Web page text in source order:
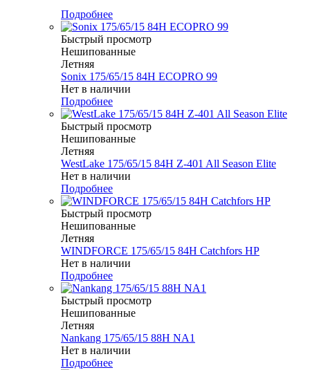
Подробнее
Быстрый просмотр
Нешипованные
Летняя
Sonix 175/65/15 84H ECOPRO 99
Нет в наличии
Подробнее
Быстрый просмотр
Нешипованные
Летняя
WestLake 175/65/15 84H Z-401 All Season Elite
Нет в наличии
Подробнее
Быстрый просмотр
Нешипованные
Летняя
WINDFORCE 175/65/15 84H Catchfors HP
Нет в наличии
Подробнее
Быстрый просмотр
Нешипованные
Летняя
Nankang 175/65/15 88H NA1
Нет в наличии
Подробнее